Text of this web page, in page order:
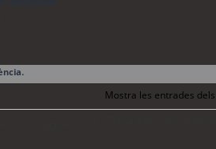
Mostra les entrades